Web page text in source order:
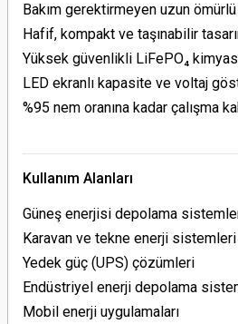
Bakım gerektirmeyen uzun ömürlü
Hafif, kompakt ve taşınabilir
Yüksek güvenlikli LiFePO₄
LED ekranlı kapasite ve voltaj
%95 nem oranına kadar çalışma
Kullanım Alanları
Güneş enerjisi depolama
Karavan ve tekne enerji sistemleri
Yedek güç (UPS) çözümleri
Endüstriyel enerji depolama
Mobil enerji uygulamaları